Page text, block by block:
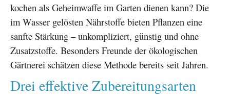
kochen als Geheimwaffe im Garten dienen kann? Die
im Wasser gelösten Nährstoffe bieten Pflanzen eine
sanfte Stärkung – unkompliziert, günstig und ohne
Zusatzstoffe. Besonders Freunde der ökologischen
Gärtnerei schätzen diese Methode bereits seit Jahren.
Drei effektive Zubereitungsarten